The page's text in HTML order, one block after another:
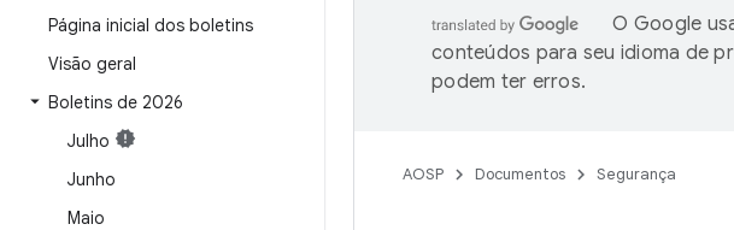
Página inicial dos boletins
Visão geral
Boletins de 2026
Julho
Junho
Maio
O Google
conteúdos para seu idioma de
podem ter erros.
AOSP Documentos Segurança